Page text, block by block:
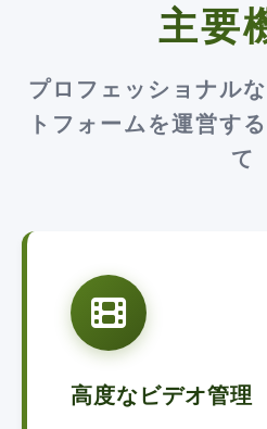
主要
プロフェッショナル
トフォームを運営す
て
高度なビデオ管理